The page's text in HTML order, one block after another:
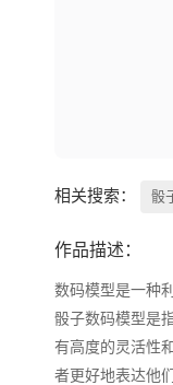
相关搜索： 骰
作品描述：
数码模型是一种
骰子数码模型是
有高度的灵活性
者更好地表达他